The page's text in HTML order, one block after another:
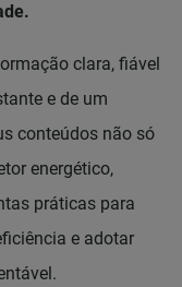
clara, fiável
e de um
conteúdos não só
energético,
práticas para
e adotar